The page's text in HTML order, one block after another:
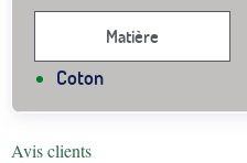
Matière
Coton
Avis clients